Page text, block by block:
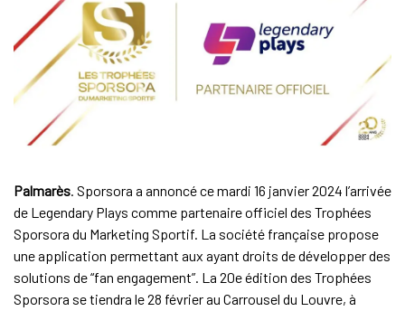
Palmarès. Sporsora a annoncé ce mardi 16 janvier 2024 l’arrivée
de Legendary Plays comme partenaire officiel des Trophées
Sporsora du Marketing Sportif. La société française propose
une application permettant aux ayant droits de développer des
solutions de “fan engagement”. La 20e édition des Trophées
Sporsora se tiendra le 28 février au Carrousel du Louvre, à